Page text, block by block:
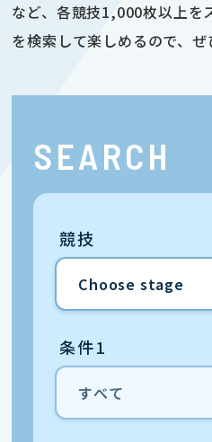
など、各競技1,000枚以上を
を検索して楽しめるので、ぜ
SEARCH
競技
条件1